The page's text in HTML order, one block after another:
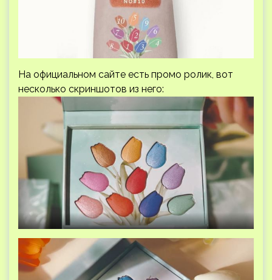
На официальном сайте есть промо ролик, вот
несколько скриншотов из него: